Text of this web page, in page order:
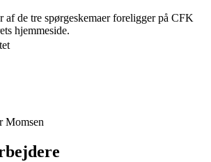
af de tre spørgeskemaer foreligger på CFK
hjemmeside.
Momsen